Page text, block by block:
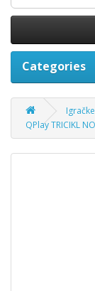
Categories
Igračke
QPlay TRICIKL